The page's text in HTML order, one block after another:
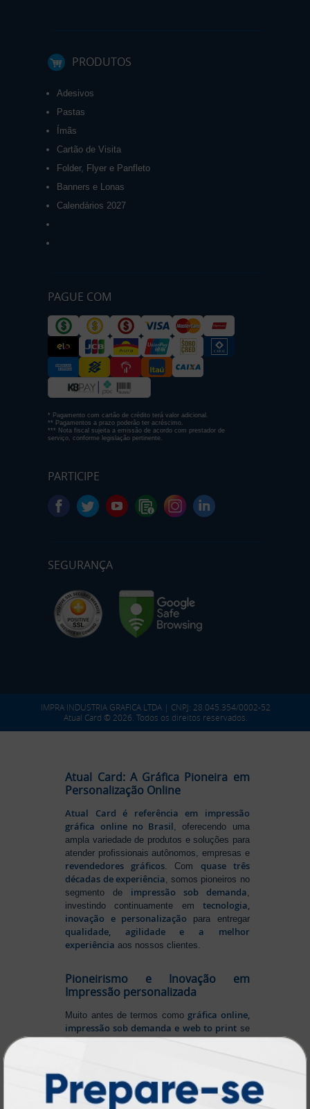
PRODUTOS
Adesivos
Pastas
Ímãs
Cartão de Visita
Folder, Flyer e Panfleto
Banners e Lonas
Calendários 2027
PAGUE COM
* Pagamento com cartão de crédito terá valor adicional.
** Pagamentos a prazo poderão ter acréscimo.
*** Nota fiscal sujeita a emissão de acordo com prestador de
serviço, conforme legislação pertinente.
PARTICIPE
SEGURANÇA
IMPRA INDUSTRIA GRAFICA LTDA | CNPJ: 28.045.354/0002-52
Atual Card © 2026. Todos os direitos reservados.
Atual Card: A Gráfica Pioneira em
Personalização Online
Atual Card é referência em impressão
gráfica online no Brasil, oferecendo uma
ampla variedade de produtos e soluções para
atender profissionais autônomos, empresas e
revendedores gráficos. Comquase três
décadas de experiência, somos pioneiros no
segmento de impressão sob demanda,
investindo continuamente em tecnologia,
inovação e personalização para entregar
qualidade, agilidade e a melhor
experiência aos nossos clientes.
Pioneirismo e Inovação em
Impressão personalizada
Muito antes de termos como gráfica online,
impressão sob demanda e web to printse
Atual Card já estava
continuamente , investindo em
tecnologia
de pontapara garantir a melhor experiência